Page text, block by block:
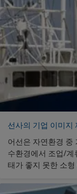
선사의 기업 이미지
어선은 자연환경 중
수환경에서 조업/
태가 좋지 못한 소
선의 경우에는 선